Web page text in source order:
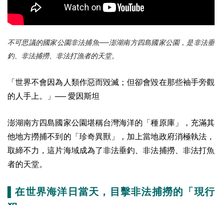
不可思議的國家公園非法捕魚──澎湖南方四島國家公園，是非法垂
釣、非法捕撈、非法打漁者的天堂。
「世界不會因為人類作惡而毀滅；但卻會毀在那些袖手旁觀
的人手上。」── 愛因斯坦
澎湖南方四島國家公園堪稱台灣海洋的「種原庫」，充滿其
他地方撈捕不到的「珍奇異獸」，加上當地政府消極執法，
取締不力，這片海域成為了非法垂釣、非法捕撈、非法打魚
者的天堂。
▌在世界海洋日當天，目擊非法捕撈的「現行